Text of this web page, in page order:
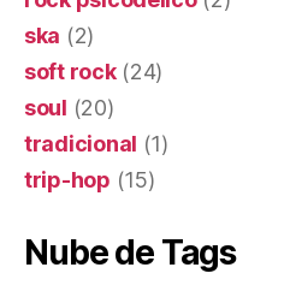
ska (2)
soft rock(24)
soul (20)
tradicional (1)
trip-hop (15)
Nube de Tags